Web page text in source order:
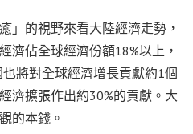
」的視野來看大陸經濟走勢，
濟佔全球經濟份額18%以上，
將對全球經濟增長貢獻約1個
濟擴張作出約30%的貢獻。大
的本錢。